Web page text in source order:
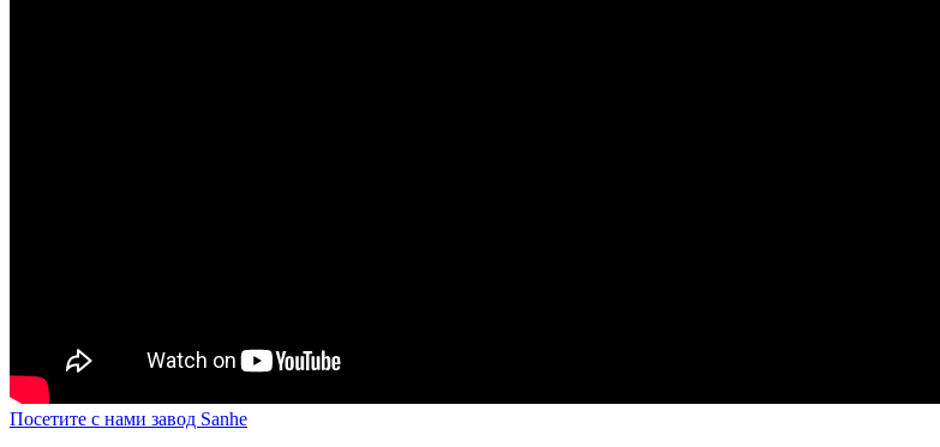
Посетите с нами завод Sanhe